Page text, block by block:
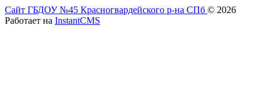
Сайт ГБДОУ №45 Красногвардейского р-на СПб © 2026
Работает на InstantCMS